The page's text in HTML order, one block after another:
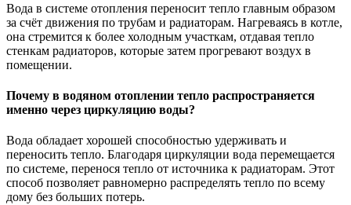
Вода в системе отопления переносит тепло главным образом
за счёт движения по трубам и радиаторам. Нагреваясь в котле,
она стремится к более холодным участкам, отдавая тепло
стенкам радиаторов, которые затем прогревают воздух в
помещении.
Почему в водяном отоплении тепло распространяется
именно через циркуляцию воды?
Вода обладает хорошей способностью удерживать и
переносить тепло. Благодаря циркуляции вода перемещается
по системе, перенося тепло от источника к радиаторам. Этот
способ позволяет равномерно распределять тепло по всему
дому без больших потерь.